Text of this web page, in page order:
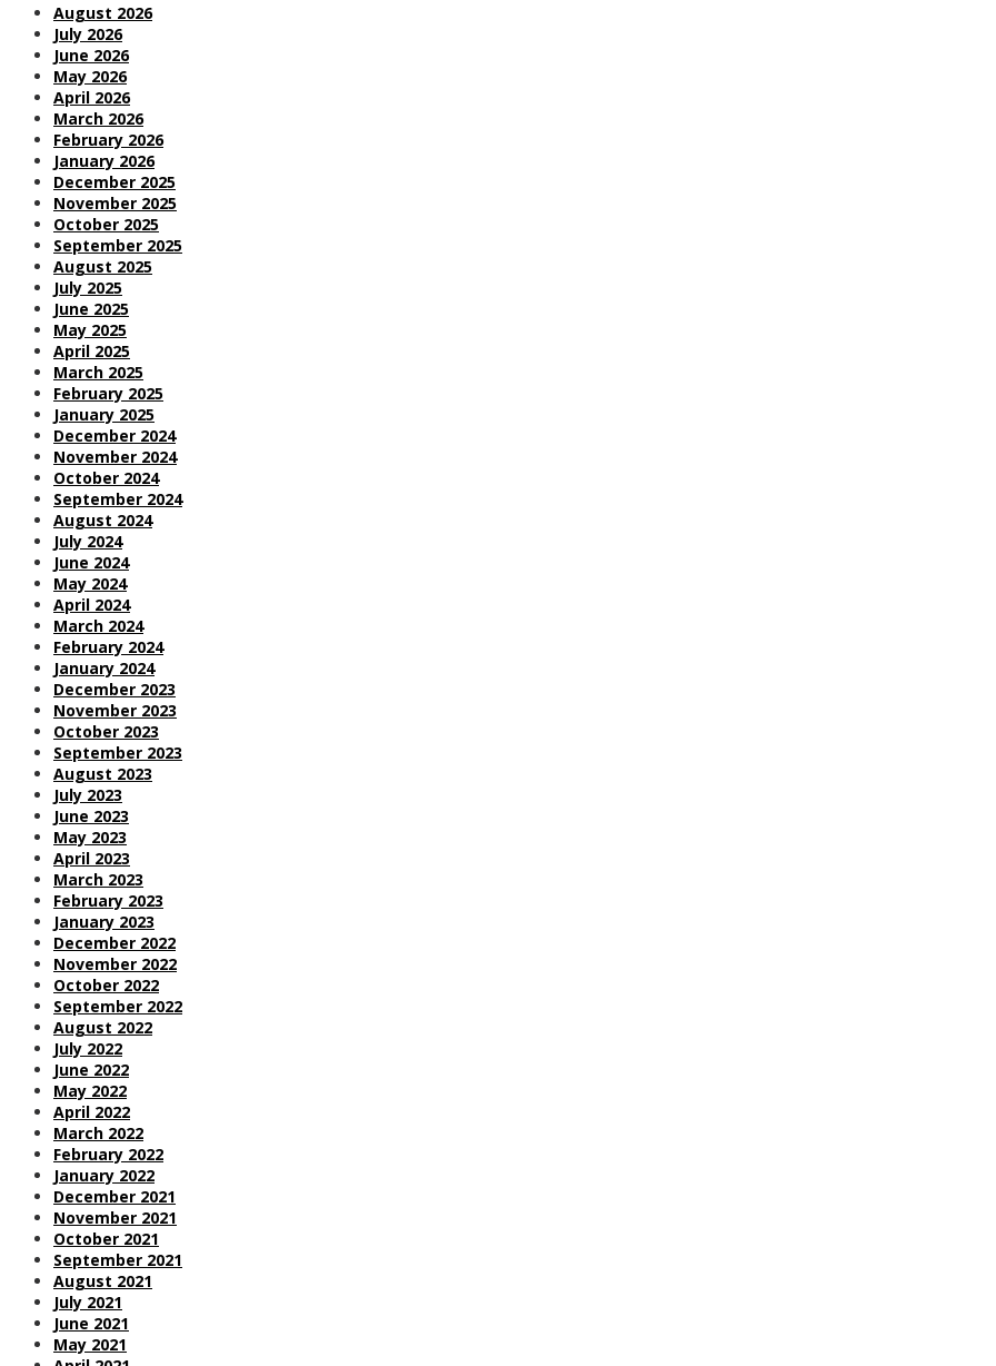
August 2026
July 2026
June 2026
May 2026
April 2026
March 2026
February 2026
January 2026
December 2025
November 2025
October 2025
September 2025
August 2025
July 2025
June 2025
May 2025
April 2025
March 2025
February 2025
January 2025
December 2024
November 2024
October 2024
September 2024
August 2024
July 2024
June 2024
May 2024
April 2024
March 2024
February 2024
January 2024
December 2023
November 2023
October 2023
September 2023
August 2023
July 2023
June 2023
May 2023
April 2023
March 2023
February 2023
January 2023
December 2022
November 2022
October 2022
September 2022
August 2022
July 2022
June 2022
May 2022
April 2022
March 2022
February 2022
January 2022
December 2021
November 2021
October 2021
September 2021
August 2021
July 2021
June 2021
May 2021